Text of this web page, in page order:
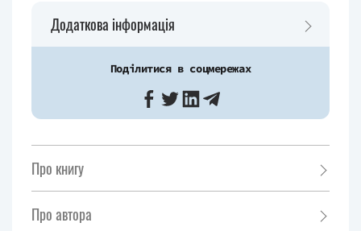
Додаткова інформація
Поділитися в соцмережах
Про книгу
Про автора